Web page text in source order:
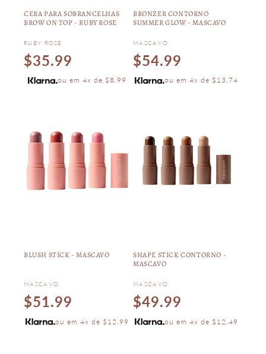
CERA PARA SOBRANCELHAS
BROW ON TOP - RUBY ROSE
Vendor:
RUBY ROSE
Regular
price
$35.99
ou em 4x de $8.99
BRONZER CONTORNO
SUMMER GLOW - MASCAVO
Vendor:
MASCAVO
Regular
price
$54.99
ou em 4x de $13.74
BLUSH STICK - MASCAVO
Vendor:
MASCAVO
Regular
price
$51.99
ou em 4x de $12.99
SHAPE STICK CONTORNO -
MASCAVO
Vendor:
MASCAVO
Regular
price
$49.99
ou em 4x de $12.49